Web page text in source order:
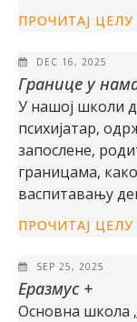
ПРОЧИТАЈ ЦЕЛУ
DEC 16, 2025
Границе у
У нашој школи
психијатар,
запослене,
границама,
васпитавању
ПРОЧИТАЈ ЦЕЛУ
SEP 25, 2025
Еразмус +
Основна школа